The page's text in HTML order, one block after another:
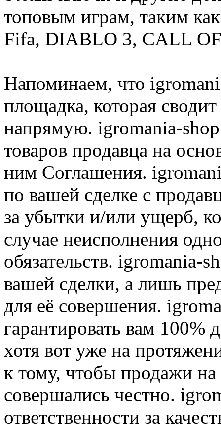
топовым играм, таким
Fifa, DIABLO 3, CALL
Напоминаем, что
площадка, которая
напрямую. igromania-
товаров продавца на
ним Соглашения.
по вашей сделке с
за убытки и/или ущерб,
случае неисполнения
обязательств. igromania-
вашей сделки, а лишь
для её совершения.
гарантировать вам 100%
хотя вот уже на
к тому, чтобы продажи
совершались честно.
ответственности за